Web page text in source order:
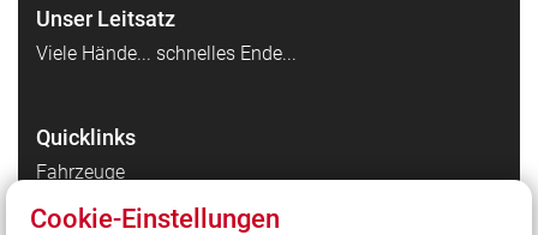
1966
Unser Leitsatz
Viele Hände... schnelles Ende...
Quicklinks
Fahrzeuge
Kinderfeuerwehr
Cookie-Einstellungen